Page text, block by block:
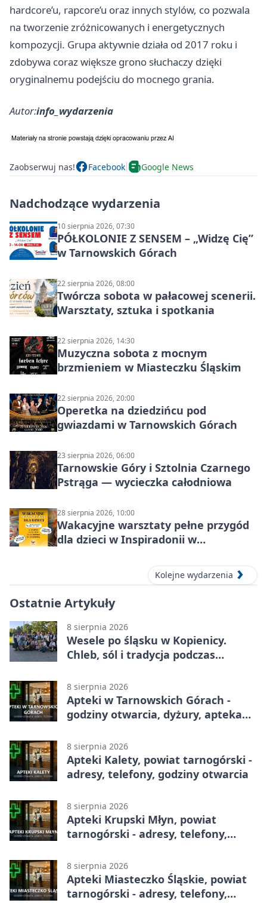
hardcore’u, rapcore’u oraz innych stylów, co pozwala
na tworzenie zróżnicowanych i energetycznych
kompozycji. Grupa aktywnie działa od 2017 roku i
zdobywa coraz większe grono słuchaczy dzięki
oryginalnemu podejściu do mocnego grania.
Autor:info_wydarzenia
Zaobserwuj nas! Facebook Google News
Nadchodzące wydarzenia
10 sierpnia 2026, 07:30
PÓŁKOLONIE Z SENSEM – „Widzę Cię”
w Tarnowskich Górach
22 sierpnia 2026, 08:00
Twórcza sobota w pałacowej scenerii.
Warsztaty, sztuka i spotkania
22 sierpnia 2026, 14:30
Muzyczna sobota z mocnym
brzmieniem w Miasteczku Śląskim
22 sierpnia 2026, 20:00
Operetka na dziedzińcu pod
gwiazdami w Tarnowskich Górach
23 sierpnia 2026, 06:00
Tarnowskie Góry i Sztolnia Czarnego
Pstrąga — wycieczka całodniowa
28 sierpnia 2026, 10:00
Wakacyjne warsztaty pełne przygód
dla dzieci w Inspiradonii w
Kolejne wydarzenia
Ostatnie Artykuły
8 sierpnia 2026
Wesele po śląsku w Kopienicy.
Chleb, sól i tradycja podczas
8 sierpnia 2026
Apteki w Tarnowskich Górach -
godziny otwarcia, dyżury, apteka
8 sierpnia 2026
Apteki Kalety, powiat tarnogórski -
adresy, telefony, godziny otwarcia
8 sierpnia 2026
Apteki Krupski Młyn, powiat
tarnogórski - adresy, telefony,
8 sierpnia 2026
Apteki Miasteczko Śląskie, powiat
tarnogórski - adresy, telefony,